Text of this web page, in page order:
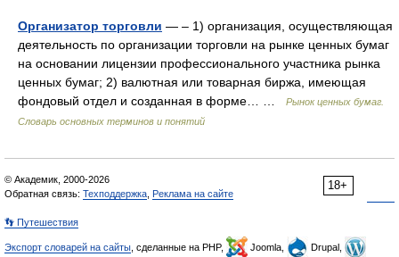
Организатор торговли — – 1) организация, осуществляющая
деятельность по организации торговли на рынке ценных бумаг
на основании лицензии профессионального участника рынка
ценных бумаг; 2) валютная или товарная биржа, имеющая
фондовый отдел и созданная в форме… …
Рынок ценных бумаг.
Словарь основных терминов и понятий
18+
© Академик, 2000-2026
Обратная связь: Техподдержка Реклама на сайте
👣 Путешествия
Экспорт словарей на сайты , сделанные на PHP, Joomla,
Drupal,